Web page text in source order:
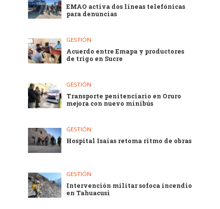
EMAO activa dos líneas telefónicas
para denuncias
GESTIÓN
Acuerdo entre Emapa y productores
de trigo en Sucre
GESTIÓN
Transporte penitenciario en Oruro
mejora con nuevo minibús
GESTIÓN
Hospital Isaías retoma ritmo de obras
GESTIÓN
Intervención militar sofoca incendio
en Tahuacusi